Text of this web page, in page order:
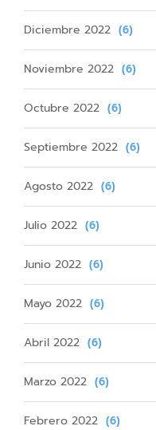
Diciembre 2022 (6)
Noviembre 2022 (6)
Octubre 2022 (6)
Septiembre 2022 (6)
Agosto 2022 (6)
Julio 2022 (6)
Junio 2022 (6)
Mayo 2022 (6)
Abril 2022 (6)
Marzo 2022 (6)
Febrero 2022 (6)